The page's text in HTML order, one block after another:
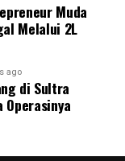
Muda
Melalui 2L
ago
di Sultra